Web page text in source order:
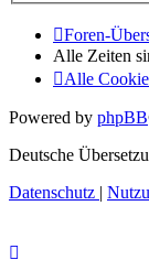
Foren-
Alle Zeiten
Alle
Powered by phpBB
Deutsche
Datenschutz |